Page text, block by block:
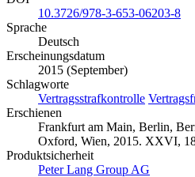
10.3726/978-3-653-06203-8
Sprache
Deutsch
Erscheinungsdatum
2015 (September)
Schlagworte
Vertragsstrafkontrolle
Erschienen
Frankfurt am Main, Berlin,
Oxford, Wien, 2015. XXVI,
Produktsicherheit
Peter Lang Group AG